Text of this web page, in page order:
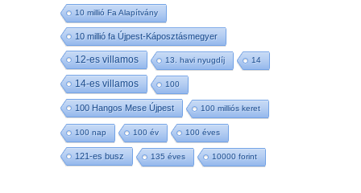
10 millió Fa Alapítvány
10 millió fa Újpest-Káposztásmegyer
12-es villamos 13. havi nyugdíj 14
14-es villamos 100
100 Hangos Mese Újpest 100 milliós keret
100 nap 100 év 100 éves
121-es busz 135 éves 10000 forint